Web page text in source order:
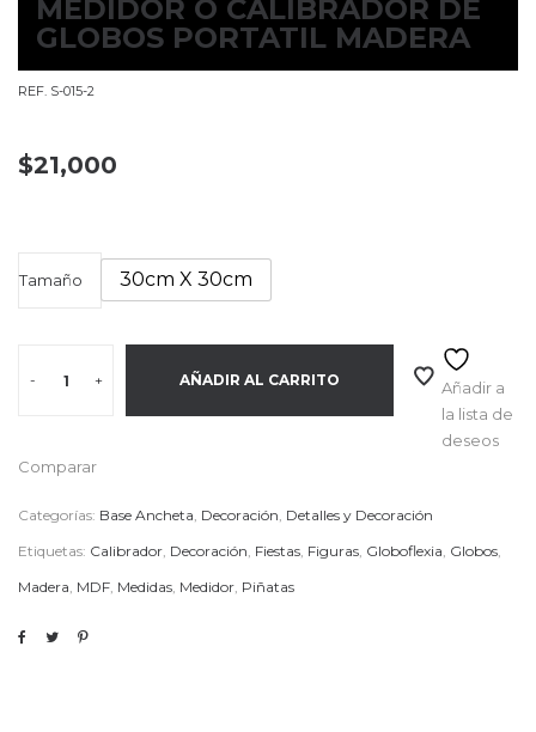
MEDIDOR O CALIBRADOR DE
GLOBOS PORTATIL MADERA
REF. S-015-2
$21,000
Tamaño 30cm X 30cm
- + AÑADIR AL CARRITO
Añadir a
la lista de
deseos
Comparar
Categorías: Base Ancheta, Decoración, Detalles y Decoración
Etiquetas: Calibrador, Decoración, Fiestas, Figuras, Globoflexia, Globos,
Madera, MDF, Medidas, Medidor, Piñatas